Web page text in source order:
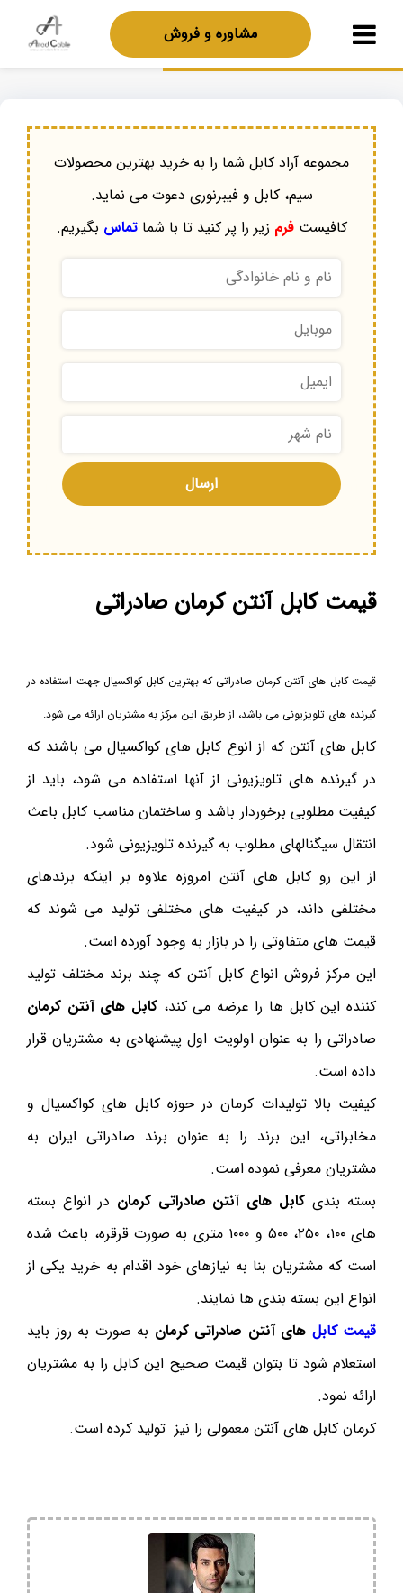
مشاوره و فروش
مجموعه آراد کابل شما را به خرید بهترین محصولات
سیم، کابل و فیبرنوری دعوت می نماید.
کافیستفرم زیر را پر کنید تا با شماتماس بگیریم.
قیمت کابل آنتن کرمان صادراتی
قیمت کابل های آنتن کرمان صادراتی که بهترین کابل کواکسیال جهت استفاده در
گیرنده های تلویزیونی می باشد، از طریق این مرکز به مشتریان ارائه می شود.
کابل های آنتن که از انوع کابل های کواکسیال می باشند که
در گیرنده های تلویزیونی از آنها استفاده می شود، باید از
کیفیت مطلوبی برخوردار باشد و ساختمان مناسب کابل باعث
انتقال سیگنالهای مطلوب به گیرنده تلویزیونی شود.
از این رو کابل های آنتن امروزه علاوه بر اینکه برندهای
مختلفی داند، در کیفیت های مختلفی تولید می شوند که
قیمت های متفاوتی را در بازار به وجود آورده است.
این مرکز فروش انواع کابل آنتن که چند برند مختلف تولید
کننده این کابل ها را عرضه می کند،کابل های آنتن کرمان
صادراتی را به عنوان اولویت اول پیشنهادی به مشتریان قرار
داده است.
کیفیت بالا تولیدات کرمان در حوزه کابل های کواکسیال و
مخابراتی، این برند را به عنوان برند صادراتی ایران به
مشتریان معرفی نموده است.
بسته بندی کابل های آنتن صادراتی کرمان در انواع بسته
های ۱۰۰، ۲۵۰، ۵۰۰ و ۱۰۰۰ متری به صورت قرقره، باعث شده
است که مشتریان بنا به نیازهای خود اقدام به خرید یکی از
انواع این بسته بندی ها نمایند.
قیمت کابل های آنتن صادراتی کرمان به صورت به روز باید
استعلام شود تا بتوان قیمت صحیح این کابل را به مشتریان
ارائه نمود.
کرمان کابل های آنتن معمولی را نیز تولید کرده است.